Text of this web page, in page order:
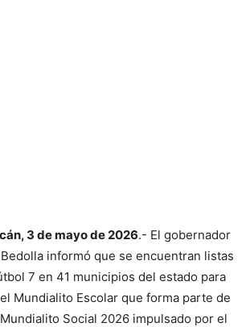
3 de mayo de 2026.- El gobernador
informó que se encuentran listas
7 en 41 municipios del estado para
Mundialito Escolar que forma parte de
Social 2026 impulsado por el